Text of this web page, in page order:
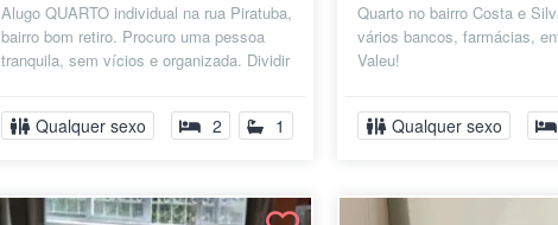
Alugo QUARTO individual na rua Piratuba,
bairro bom retiro. Procuro uma pessoa
tranquila, sem vícios e organizada. Dividir
Qualquer sexo 2 1
Quarto no bairro Costa e
vários bancos, farmácias,
Valeu!
Qualquer sexo